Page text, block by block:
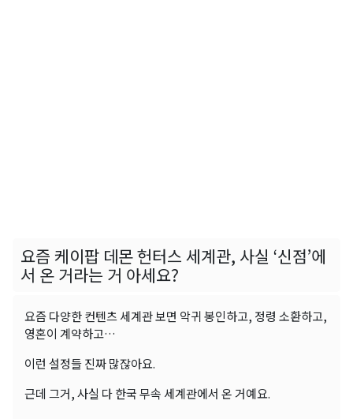
요즘 케이팝 데몬 헌터스 세계관, 사실 ‘신점’에
서 온 거라는 거 아세요?
요즘 다양한 컨텐츠 세계관 보면 악귀 봉인하고, 정령 소환하고,
영혼이 계약하고…
이런 설정들 진짜 많잖아요.
근데 그거, 사실 다 한국 무속 세계관에서 온 거예요.